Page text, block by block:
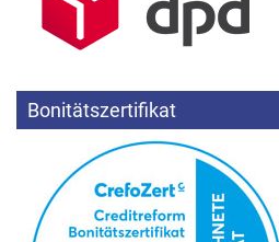
Bonitätszertifikat